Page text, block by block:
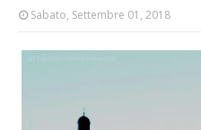
Sabato, Settembre 01, 2018